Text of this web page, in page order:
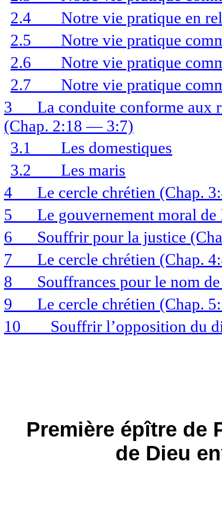
2.4
Notre vie pratique en
2.5
Notre vie pratique
2.6
Notre vie pratique
2.7
Notre vie pratique
3
La conduite conforme aux
(Chap. 2:18 — 3:7)
3.1
Les domestiques
3.2
Les maris
4
Le cercle chrétien (Chap.
5
Le gouvernement moral
6
Souffrir pour la justice
7
Le cercle chrétien (Chap.
8
Souffrances pour le nom
9
Le cercle chrétien (Chap.
10
Souffrir l’opposition du
Première épître de
de Dieu